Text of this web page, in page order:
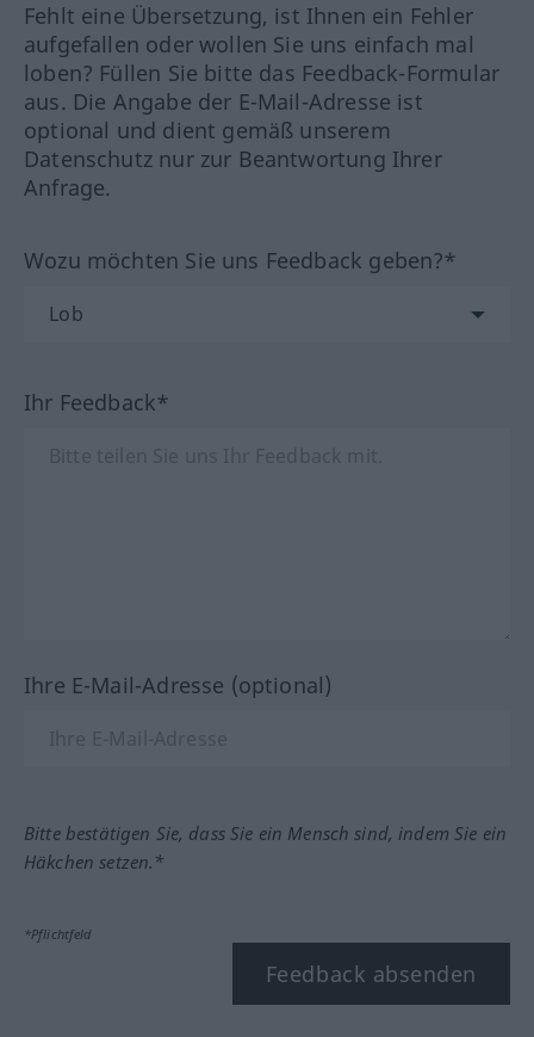
Fehlt eine Übersetzung, ist Ihnen ein Fehler
aufgefallen oder wollen Sie uns einfach mal
loben? Füllen Sie bitte das Feedback-Formular
aus. Die Angabe der E-Mail-Adresse ist
optional und dient gemäß unserem
Datenschutz nur zur Beantwortung Ihrer
Anfrage.
Wozu möchten Sie uns Feedback geben?*
Ihr Feedback*
Ihre E-Mail-Adresse (optional)
Bitte bestätigen Sie, dass Sie ein Mensch sind, indem Sie ein
Häkchen setzen.*
*Pflichtfeld
Feedback absenden